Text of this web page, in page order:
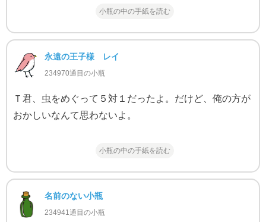
小瓶の中の手紙を読む
永遠の王子様 レイ
234970通目の小瓶
Ｔ君、虫をめぐって５対１だったよ。だけど、俺の方が
おかしいなんて思わないよ。
小瓶の中の手紙を読む
名前のない小瓶
234941通目の小瓶